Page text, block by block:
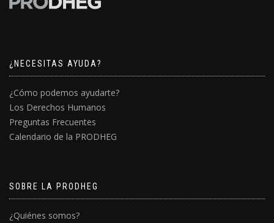
¿NECESITAS AYUDA?
¿Cómo podemos ayudarte?
Los Derechos Humanos
Preguntas Frecuentes
Calendario de la PRODHEG
SOBRE LA PRODHEG
¿Quiénes somos?